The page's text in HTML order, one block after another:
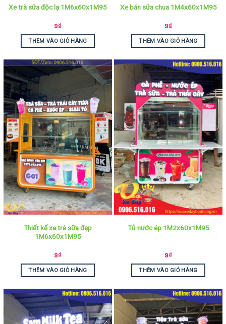
Xe trà sữa độc lạ 1M6x60x1M95
9₫
THÊM VÀO GIỎ HÀNG
Xe bán sữa chua 1M4x60x1M95
9₫
THÊM VÀO GIỎ HÀNG
Thiết kế xe trà sữa đẹp
1M6x60x1M95
9₫
THÊM VÀO GIỎ HÀNG
Tủ nước ép 1M2x60x1M95
9₫
THÊM VÀO GIỎ HÀNG